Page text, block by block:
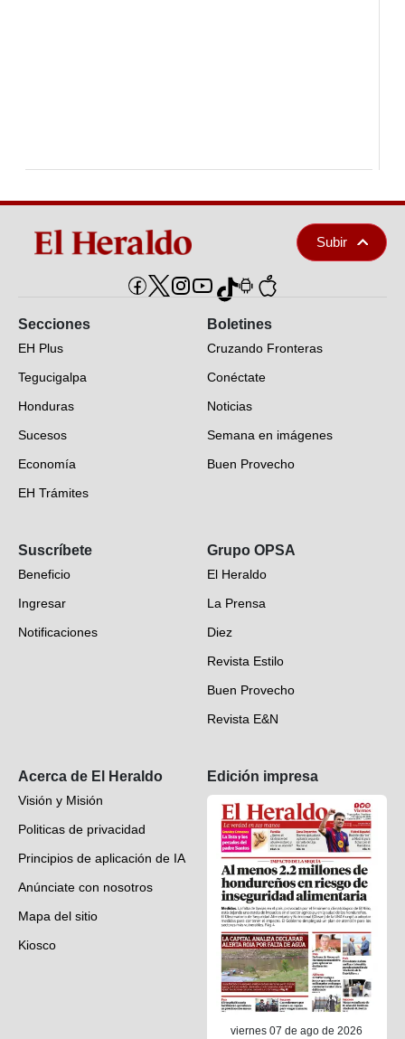
Subir
Secciones
EH Plus
Tegucigalpa
Honduras
Sucesos
Economía
EH Trámites
EH Verifica
Fotogalerías
Deportes
Videos
Boletines
Cruzando Fronteras
Conéctate
Noticias
Semana en imágenes
Buen Provecho
Suscríbete
Beneficio
Ingresar
Notificaciones
Grupo OPSA
El Heraldo
La Prensa
Diez
Revista Estilo
Buen Provecho
Revista E&N
Acerca de El Heraldo
Visión y Misión
Politicas de privacidad
Principios de aplicación de IA
Anúnciate con nosotros
Mapa del sitio
Kiosco
Edición impresa
viernes 07 de ago de 2026